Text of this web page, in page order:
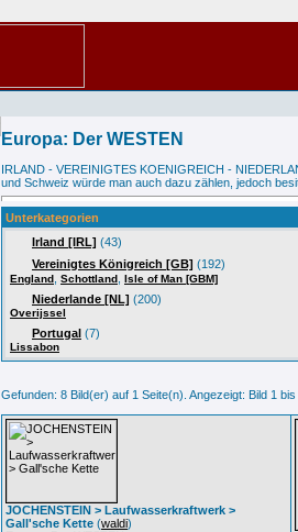
Europa: Der WESTEN
IRLAND - VEREINIGTES KOENIGREICH -
und Schweiz würde man auch dazu zählen, jedoch
Unterkategorien
Irland [IRL] (43)
Vereinigtes Königreich [GB] (192)
England Schottland Isle of Man [GBM]
Niederlande [NL] (200)
Overijssel
Portugal (7)
Lissabon
Gefunden: 8 Bild(er) auf 1 Seite(n). Angezeigt: Bild 1 bis
JOCHENSTEIN > Laufwasserkraftwerk >
Gall'sche Kette (waldi)